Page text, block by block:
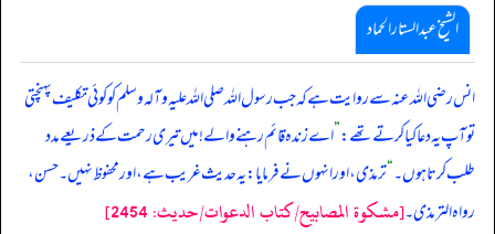
الشیخ عبدالستار الحماد
انس رضی اللہ عنہ سے روایت ہے کہ جب رسول اللہ صلی ‌اللہ ‌علیہ ‌وآلہ ‌وسلم کو کوئی تکلیف پہنچتی
تو آپ یہ دعا کیا کرتے تھے:”اے زندہ قائم رہنے والے! میں تیری رحمت کے ذریعے مدد
طلب کرتا ہوں۔“ترمذی، اور انہوں نے فرمایا: یہ حدیث غریب ہے، اور محفوظ نہیں۔ حسن،
رواہ الترمذی۔[مشكوة المصابيح/كتاب الدعوات/حدیث: 2454]